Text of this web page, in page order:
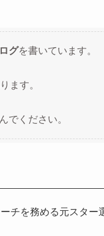
グを書いています。
ます。
でください。
チを務める元スタ